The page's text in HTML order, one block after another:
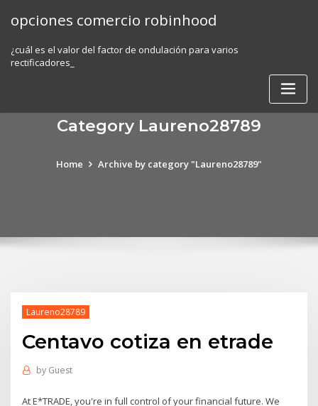
opciones comercio robinhood
¿cuál es el valor del factor de ondulación para varios
rectificadores_
Category Laureno28789
Home Archive by category "Laureno28789"
Laureno28789
Centavo cotiza en etrade
by Guest
At E*TRADE, you're in full control of your financial future. We